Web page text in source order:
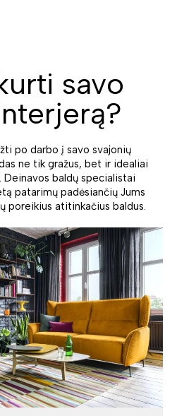
savo
po darbo į savo svajonių
ne tik gražus, bet ir idealiai
baldų specialistai
patarimų padėsiančių Jums
poreikius atitinkačius baldus.